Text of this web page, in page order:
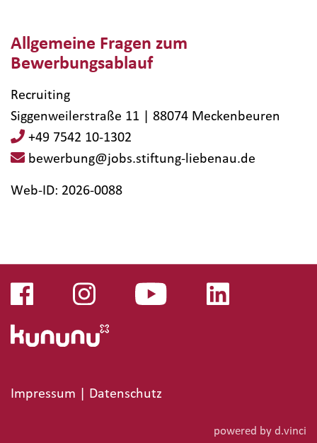
Allgemeine Fragen zum
Bewerbungsablauf
Recruiting
Siggenweilerstraße 11 | 88074 Meckenbeuren
+49 7542 10-1302
bewerbung@jobs.stiftung-liebenau.de
Web-ID: 2026-0088
Impressum | Datenschutz
powered by d.vinci